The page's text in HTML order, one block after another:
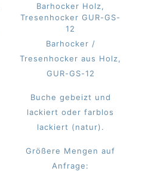
Barhocker Holz,
Tresenhocker GUR-GS-
12
Barhocker /
Tresenhocker aus Holz,
GUR-GS-12
Buche gebeizt und
lackiert oder farblos
lackiert (natur).
Größere Mengen auf
Anfrage: